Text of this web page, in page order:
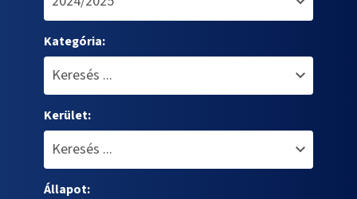
Kategória:
Kerület:
Állapot: